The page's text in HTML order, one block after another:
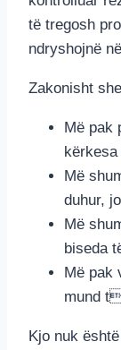
të tregosh
ndryshojnë
Zakonisht
Më pak
Më
duhur,
Më
biseda
Më pak
mund
Kjo nuk